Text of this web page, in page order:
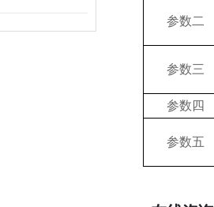
参数二
参数三
参数四
参数五